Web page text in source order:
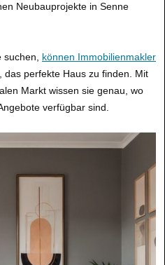
Neubauprojekte in Senne
können Immobilienmakler
das perfekte Haus zu finden. Mit
Markt wissen sie genau, wo
verfügbar sind.